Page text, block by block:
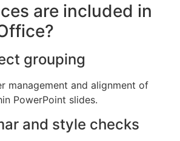
are included in
grouping
management and alignment of
PowerPoint slides.
and style checks